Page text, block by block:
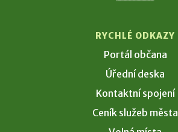
RYCHLÉ ODKAZY
Portál občana
Úřední deska
Kontaktní spojení
Ceník služeb města